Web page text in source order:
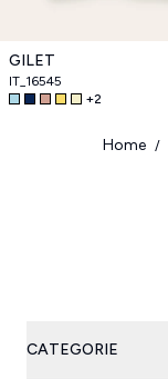
GILET
IT_16545
+2
Home /
CATEGORIE